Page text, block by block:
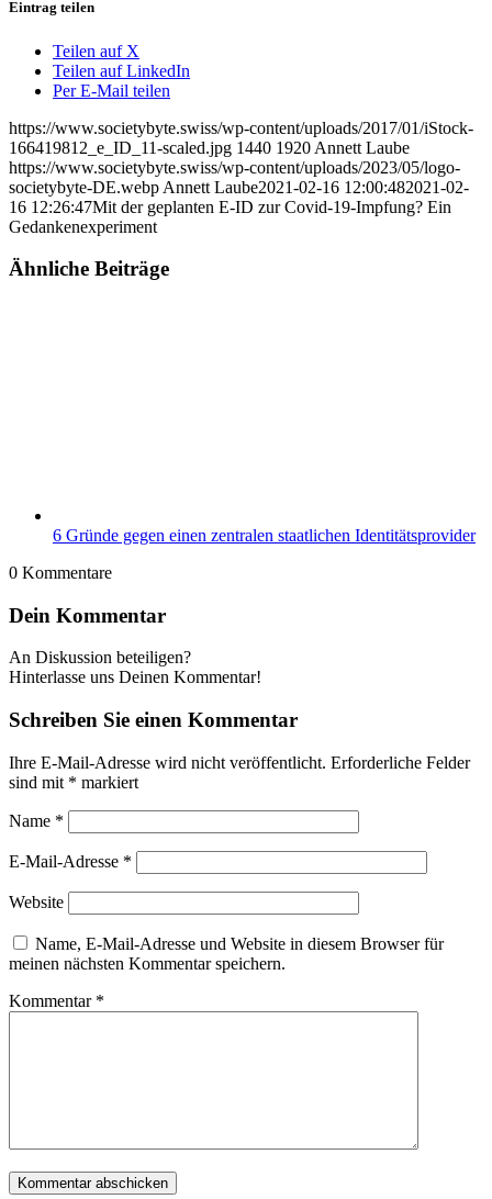
Eintrag teilen
Teilen auf X
Teilen auf LinkedIn
Per E-Mail teilen
https://www.societybyte.swiss/wp-content/uploads/2017/01/iStock-
166419812_e_ID_11-scaled.jpg 1440 1920 Annett Laube
https://www.societybyte.swiss/wp-content/uploads/2023/05/logo-
societybyte-DE.webp Annett Laube2021-02-16 12:00:482021-02-
16 12:26:47Mit der geplanten E-ID zur Covid-19-Impfung? Ein
Gedankenexperiment
Ähnliche Beiträge
6 Gründe gegen einen zentralen staatlichen Identitätsprovider
0 Kommentare
Dein Kommentar
An Diskussion beteiligen?
Hinterlasse uns Deinen Kommentar!
Schreiben Sie einen Kommentar
Ihre E-Mail-Adresse wird nicht veröffentlicht. Erforderliche Felder
sind mit * markiert
Name *
E-Mail-Adresse *
Website
Name, E-Mail-Adresse und Website in diesem Browser für
meinen nächsten Kommentar speichern.
Kommentar *